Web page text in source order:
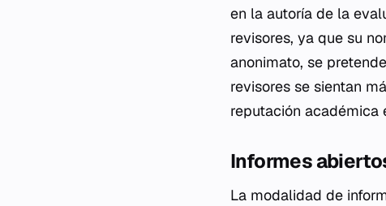
en la autoría de la
revisores, ya que su
anonimato, se
revisores se sientan
reputación académica
Informes
La modalidad de